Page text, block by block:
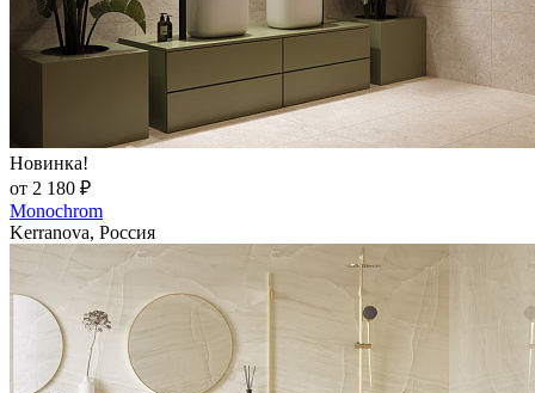
Новинка!
от 2 180 ₽
Monochrom
Kerranova, Россия